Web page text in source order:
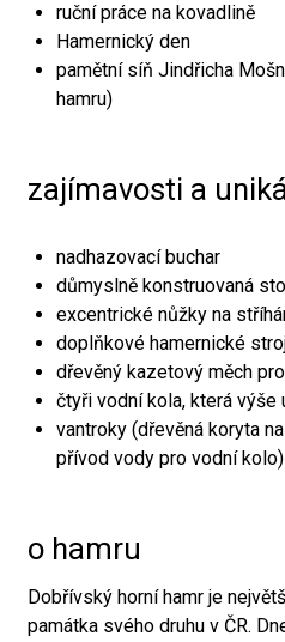
ruční práce na kovadlině
Hamernický den
pamětní síň Jindřicha
hamru)
zajímavosti a
nadhazovací buchar
důmyslně konstruovaná
excentrické nůžky na
doplňkové hamernické
dřevěný kazetový měch
čtyři vodní kola, která výše
vantroky (dřevěná koryta
přívod vody pro vodní kolo)
o hamru
Dobřívský horní hamr je
památka svého druhu v ČR.